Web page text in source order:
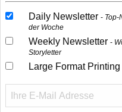
Daily Newsletter
Top-
der Woche
Weekly Newsletter
Storyletter
Large Format Printing